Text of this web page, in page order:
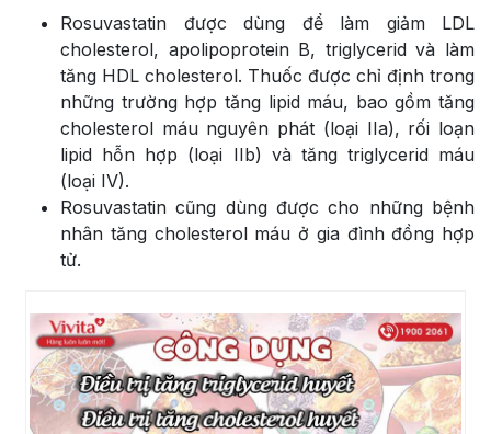
Rosuvastatin được dùng để làm giảm LDL
cholesterol, apolipoprotein B, triglycerid và làm
tăng HDL cholesterol. Thuốc được chỉ định trong
những trường hợp tăng lipid máu, bao gồm tăng
cholesterol máu nguyên phát (loại IIa), rối loạn
lipid hỗn hợp (loại IIb) và tăng triglycerid máu
(loại IV).
Rosuvastatin cũng dùng được cho những bệnh
nhân tăng cholesterol máu ở gia đình đồng hợp
tử.